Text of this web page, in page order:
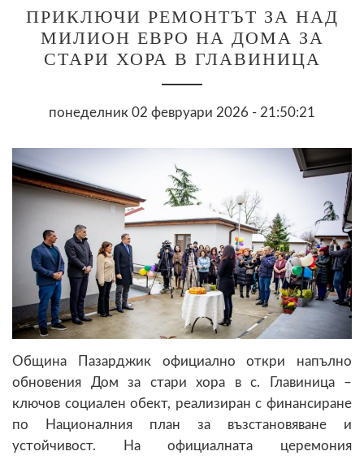
ПРИКЛЮЧИ РЕМОНТЪТ ЗА НАД
МИЛИОН ЕВРО НА ДОМА ЗА
СТАРИ ХОРА В ГЛАВИНИЦА
понеделник 02 февруари 2026 - 21:50:21
Община Пазарджик официално откри напълно
обновения Дом за стари хора в с. Главиница –
ключов социален обект, реализиран с финансиране
по Националния план за възстановяване и
устойчивост. На официалната церемония